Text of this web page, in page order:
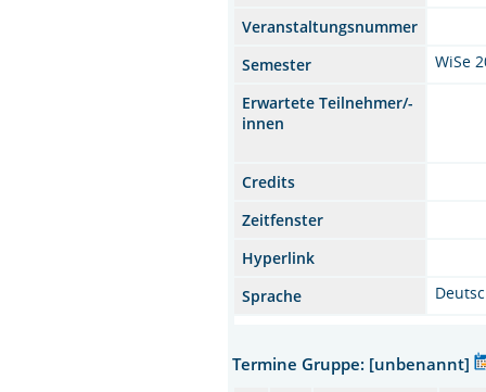
Veranstaltungsnummer
Semester
WiSe
Erwartete Teilnehmer/-
innen
Credits
Zeitfenster
Hyperlink
Sprache
Termine Gruppe: [unbenannt]